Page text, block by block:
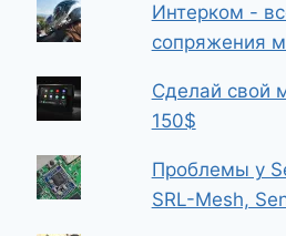
Интерком -
сопряжения
Сделай свой
150$
Проблемы у
SRL-Mesh,